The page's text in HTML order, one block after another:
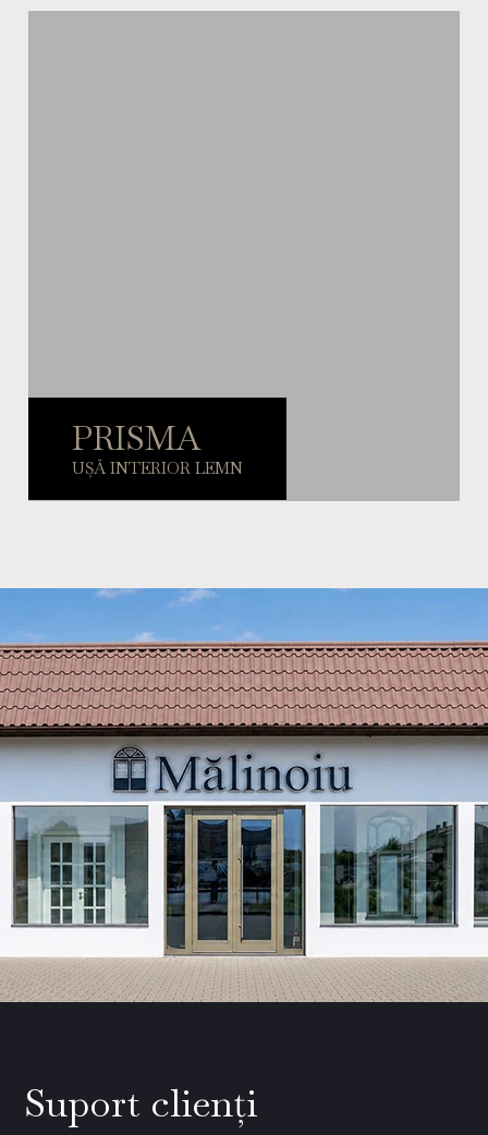
PRISMA
UȘĂ INTERIOR LEMN
Suport clienți